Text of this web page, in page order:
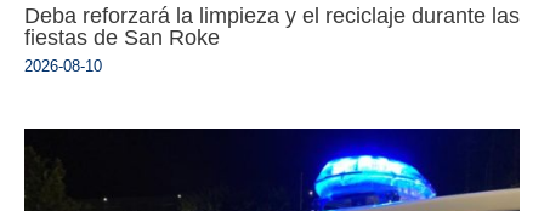
Deba reforzará la limpieza y el reciclaje durante las
fiestas de San Roke
2026-08-10